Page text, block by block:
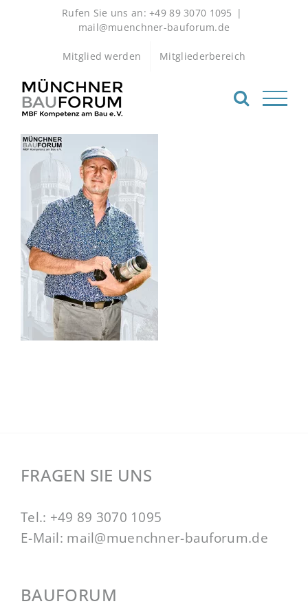
Rufen Sie uns an: +49 89 3070 1095 |
mail@muenchner-bauforum.de
Mitglied werden Mitgliederbereich
FRAGEN SIE UNS
Tel.: +49 89 3070 1095
E-Mail: mail@muenchner-bauforum.de
BAUFORUM